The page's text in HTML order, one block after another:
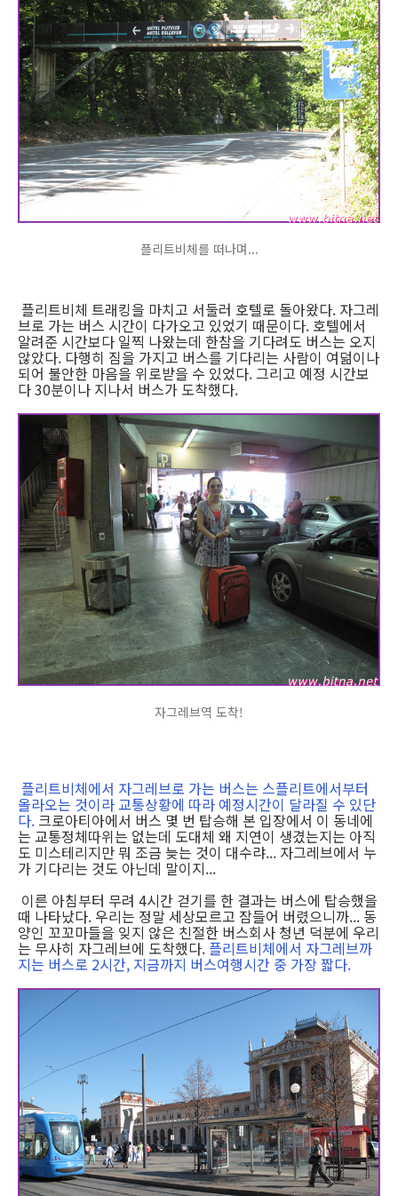
플리트비체를 떠나며...
플리트비체 트래킹을 마치고 서둘러 호텔로 돌아왔다. 자그레
브로 가는 버스 시간이 다가오고 있었기 때문이다. 호텔에서
알려준 시간보다 일찍 나왔는데 한참을 기다려도 버스는 오지
않았다. 다행히 짐을 가지고 버스를 기다리는 사람이 여덞이나
되어 불안한 마음을 위로받을 수 있었다. 그리고 예정 시간보
다 30분이나 지나서 버스가 도착했다.
자그레브역 도착!
플리트비체에서 자그레브로 가는 버스는 스플리트에서부터
올라오는 것이라 교통상황에 따라 예정시간이 달라질 수 있단
다. 크로아티아에서 버스 몇 번 탑승해 본 입장에서 이 동네에
는 교통정체따위는 없는데 도대체 왜 지연이 생겼는지는 아직
도 미스테리지만 뭐 조금 늦는 것이 대수랴... 자그레브에서 누
가 기다리는 것도 아닌데 말이지...
이른 아침부터 무려 4시간 걷기를 한 결과는 버스에 탑승했을
때 나타났다. 우리는 정말 세상모르고 잠들어 버렸으니까... 동
양인 꼬꼬마들을 잊지 않은 친절한 버스회사 청년 덕분에 우리
는 무사히 자그레브에 도착했다. 플리트비체에서 자그레브까
지는 버스로 2시간, 지금까지 버스여행시간 중 가장 짧다.